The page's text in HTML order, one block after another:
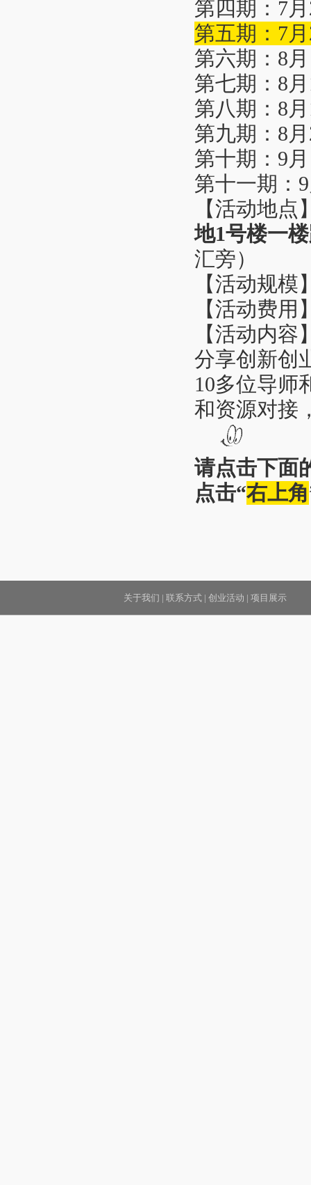
第四期：7
第五期：7
第六期：8
第七期：8
第八期：8
第九期：8
第十期：9
第十一期：
【活动地点
地1号楼一
汇旁）
【活动规模
【活动费
【活动内
分享创新创
10多位导师
和资源对接
请点击下面
点击“右上角
关于我们 | 联系方式| 创业活动 | 项目展示